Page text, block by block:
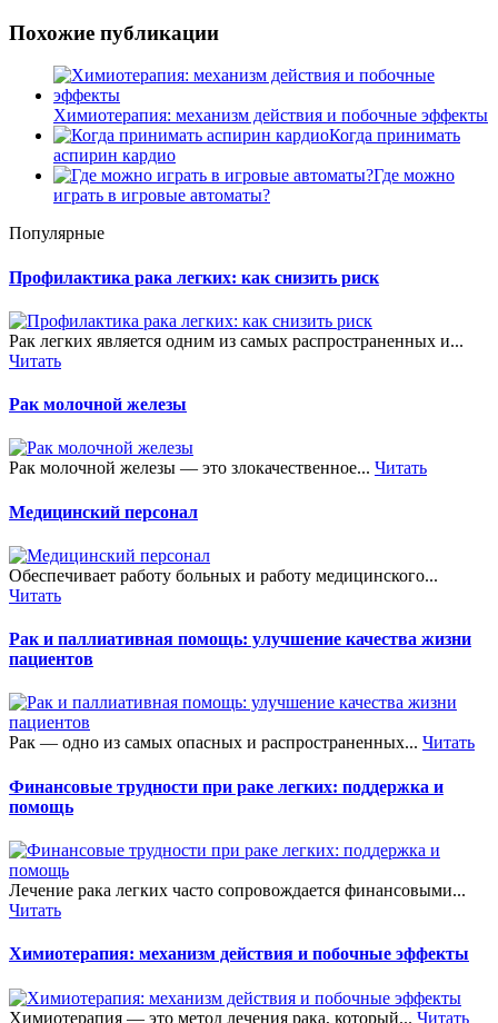
Похожие публикации
Химиотерапия: механизм действия и побочные эффекты
Когда принимать
аспирин кардио
Где можно
играть в игровые автоматы?
Популярные
Профилактика рака легких: как снизить риск
Рак легких является одним из самых распространенных и...
Читать
Рак молочной железы
Рак молочной железы — это злокачественное... Читать
Медицинский персонал
Обеспечивает работу больных и работу медицинского...
Читать
Рак и паллиативная помощь: улучшение качества жизни
пациентов
Рак — одно из самых опасных и распространенных... Читать
Финансовые трудности при раке легких: поддержка и
помощь
Лечение рака легких часто сопровождается финансовыми...
Читать
Химиотерапия: механизм действия и побочные эффекты
Химиотерапия — это метод лечения рака, который... Читать